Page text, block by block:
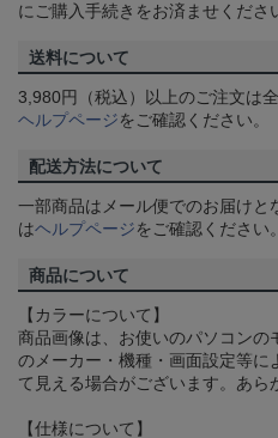
にご購入手続きをお済ませくださ
送料について
3,980円（税込）以上のご注文は
ヘルプページをご確認ください。
配送方法について
一部商品はメール便でのお届けと
はヘルプページをご確認ください。
商品について
【カラーについて】
商品画像は、お使いのパソコンの
のメーカー・機種・画面設定等に
て見える場合がございます。あら
【仕様について】